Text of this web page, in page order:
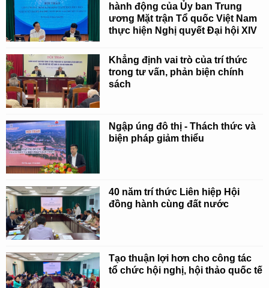
hành động của Ủy ban Trung
ương Mặt trận Tổ quốc Việt Nam
thực hiện Nghị quyết Đại hội XIV
Khẳng định vai trò của trí thức
trong tư vấn, phản biện chính
sách
Ngập úng đô thị - Thách thức và
biện pháp giảm thiểu
40 năm trí thức Liên hiệp Hội
đồng hành cùng đất nước
Tạo thuận lợi hơn cho công tác
tổ chức hội nghị, hội thảo quốc tế